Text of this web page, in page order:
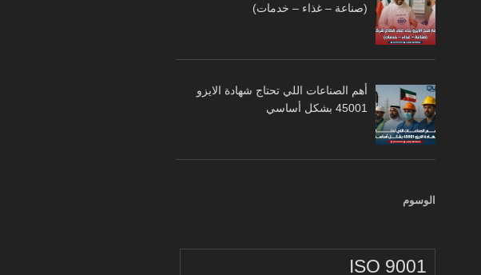
(صناعة – غذاء – خدمات)
أهم الصناعات اللي تحتاج شهادة الايزو
45001 بشكل أساسي
الوسوم
ISO 9001